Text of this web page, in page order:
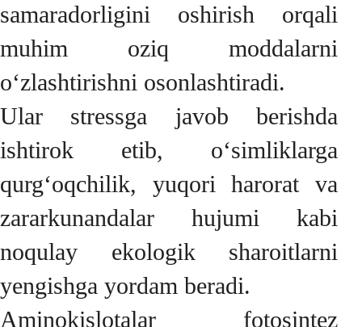
samaradorligini oshirish orqali
muhim oziq moddalarni
o‘zlashtirishni osonlashtiradi.
Ular stressga javob berishda
ishtirok etib, o‘simliklarga
qurg‘oqchilik, yuqori harorat va
zararkunandalar hujumi kabi
noqulay ekologik sharoitlarni
yengishga yordam beradi.
Aminokislotalar fotosintez